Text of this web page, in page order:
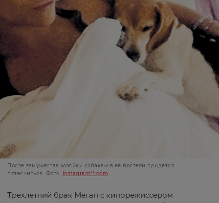
После замужества хозяйки собакам в её постели придётся
потесниться. Фото: Instagram**.com
Трехлетний брак Меган с кинорежиссером